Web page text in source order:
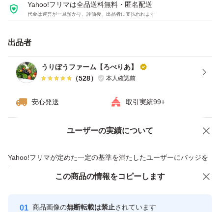
Yahoo!フリマは全品送料無料・匿名配送
代金は運営が一旦預かり、評価後、出品者に支払われます
出品者
うりぼうファーム【ろべりあ】
（528） 本人確認前
安心発送 取引実績99+
ユーザーの実績について
Yahoo!フリマが定めた一定の基準を満たしたユーザーにバッジを
付与しています
安心取引出品者
心・安全なユーザーです
価格の相談 商品への質問
この商品の情報をコピーします
商品画像の無断転載は禁止されています
この商品をみている人にオススメ